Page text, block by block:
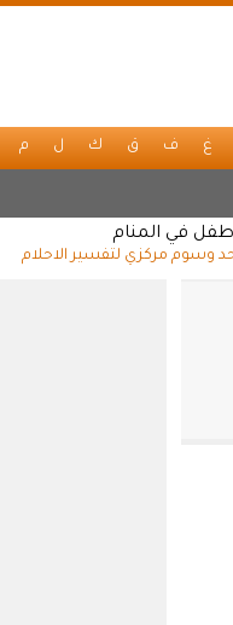
غ ف ق ك ل م
في المنام
وسوم مركزي لتفسير الاحلام